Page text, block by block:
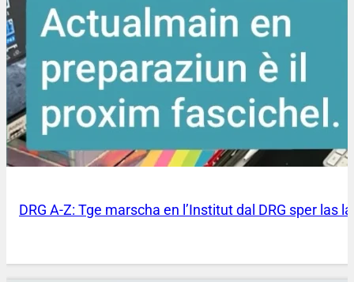
DRG A-Z: Tge marscha en l’Institut dal DRG sper las